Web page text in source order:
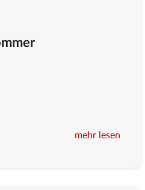
mehr lesen